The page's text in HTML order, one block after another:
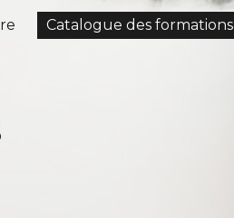
Catalogue des formations